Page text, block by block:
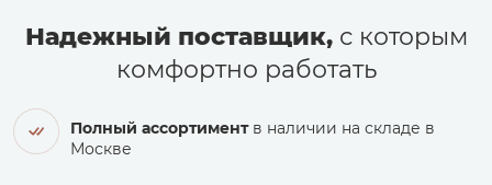
Надежный поставщик,с которым
комфортно работать
Полный ассортиментв наличии на складе в
Москве